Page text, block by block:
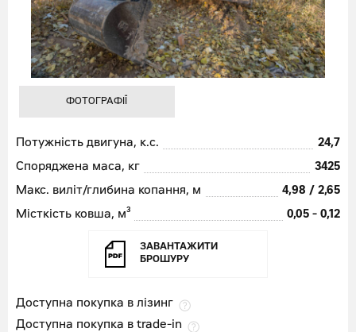
ФОТОГРАФІЇ
Потужність двигуна, к.с.
24,7
Споряджена маса, кг
3425
Макс. виліт/глибина копання, м
4,98 / 2,65
Місткість ковша, м³
0,05 - 0,12
ЗАВАНТАЖИТИ
БРОШУРУ
Доступна покупка в лізинг
Доступна покупка в trade-in